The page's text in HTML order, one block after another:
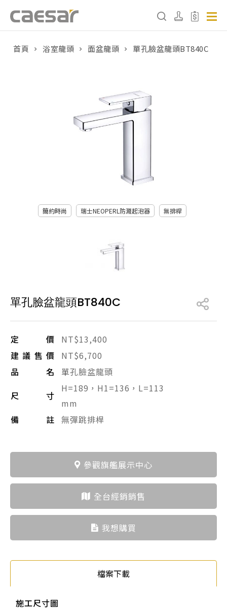
請選擇產品
搜尋產品
首頁 浴室龍頭 面盆龍頭 單孔臉盆龍頭BT840C
簡約時尚 瑞士NEOPERL防濺起泡器 無排桿
單孔臉盆龍頭BT840C
定價
NT$13,400
建議售價
NT$6,700
品名
單孔臉盆龍頭
尺寸
H=189，H1=136，L=113
mm
備註 無彈跳排桿
參觀旗艦展示中心
全台經銷銷售
我想購買
檔案下載
施工尺寸圖